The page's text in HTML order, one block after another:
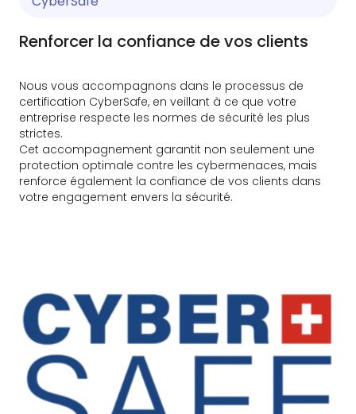
Renforcer la confiance de vos clients
Nous vous accompagnons dans le processus de
certification CyberSafe, en veillant à ce que votre
entreprise respecte les normes de sécurité les plus
strictes.
Cet accompagnement garantit non seulement une
protection optimale contre les cybermenaces, mais
renforce également la confiance de vos clients dans
votre engagement envers la sécurité.